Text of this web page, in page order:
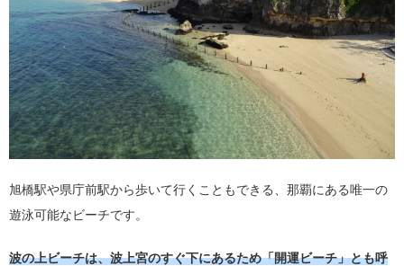
旭橋駅や県庁前駅から歩いて行くこともできる、那覇にある唯一の
遊泳可能なビーチです。
波の上ビーチは、波上宮のすぐ下にあるため「開運ビーチ」とも呼